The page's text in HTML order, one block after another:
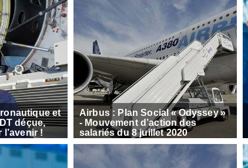
et
déçue,
!
Airbus : Plan Social « Odyssey »
- Mouvement d’action des
salariés du 8 juillet 2020